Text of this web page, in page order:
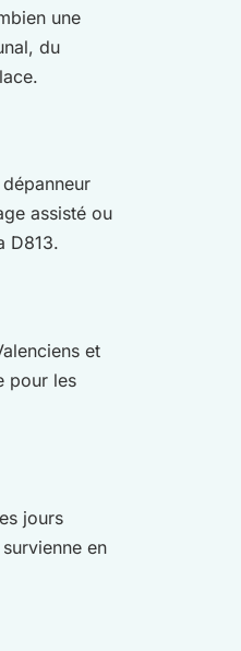
une
du
assisté ou
D813.
et
pour les
jours
en